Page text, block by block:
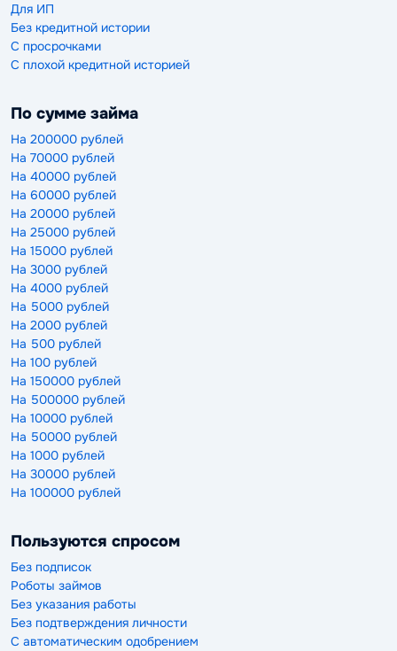
Для ИП
Без кредитной истории
С просрочками
С плохой кредитной историей
По сумме займа
На 200000 рублей
На 70000 рублей
На 40000 рублей
На 60000 рублей
На 20000 рублей
На 25000 рублей
На 15000 рублей
На 3000 рублей
На 4000 рублей
На 5000 рублей
На 2000 рублей
На 500 рублей
На 100 рублей
На 150000 рублей
На 500000 рублей
На 10000 рублей
На 50000 рублей
На 1000 рублей
На 30000 рублей
На 100000 рублей
Пользуются спросом
Без подписок
Роботы займов
Без указания работы
Без подтверждения личности
С автоматическим одобрением